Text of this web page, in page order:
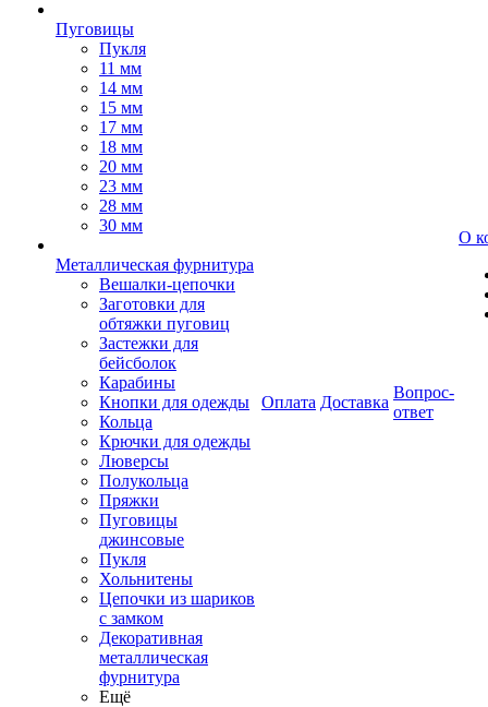
Пуговицы
Пукля
11 мм
14 мм
15 мм
17 мм
18 мм
20 мм
23 мм
28 мм
30 мм
Металлическая фурнитура
Вешалки-цепочки
Заготовки для
обтяжки пуговиц
Застежки для
бейсболок
Карабины
Кнопки для одежды
Кольца
Крючки для одежды
Люверсы
Полукольца
Пряжки
Пуговицы
джинсовые
Пукля
Хольнитены
Цепочки из шариков
с замком
Декоративная
металлическая
фурнитура
Ещё
Оплата Доставка
Вопрос-
ответ
О